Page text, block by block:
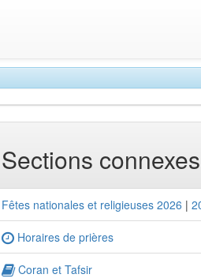
Sections connexes
Fêtes nationales et religieuses 2026 |
Horaires de prières
Coran et Tafsir